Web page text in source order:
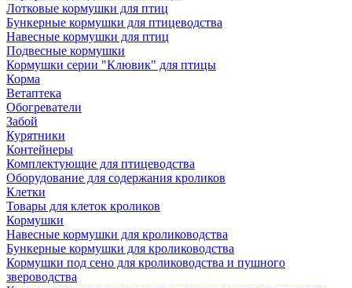
Лотковые кормушки для птиц
Бункерные кормушки для птицеводства
Навесные кормушки для птиц
Подвесные кормушки
Кормушки серии "Клювик" для птицы
Корма
Ветаптека
Обогреватели
Забой
Курятники
Контейнеры
Комплектующие для птицеводства
Оборудование для содержания кроликов
Клетки
Товары для клеток кроликов
Кормушки
Навесные кормушки для кролиководства
Бункерные кормушки для кролиководства
Кормушки под сено для кролиководства и пушного
звероводства